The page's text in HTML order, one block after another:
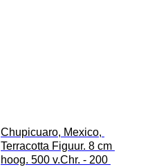
Chupicuaro, Mexico,
Terracotta Figuur. 8 cm
hoog. 500 v.Chr. - 200